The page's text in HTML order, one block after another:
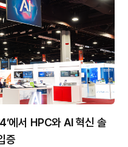
에서 HPC와 AI 혁신 솔
증